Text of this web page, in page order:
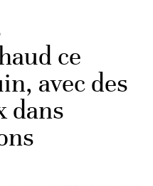
ce
avec des
dans